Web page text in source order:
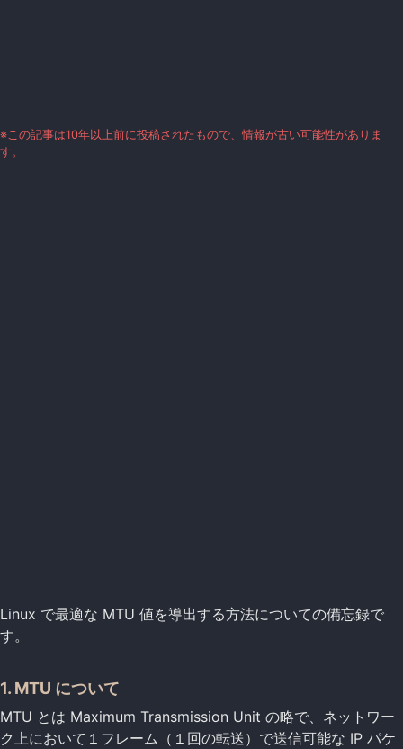
※この記事は10年以上前に投稿されたもので、情報が古い可能性がありま
す。
Linux で最適な MTU 値を導出する方法についての備忘録で
す。
1. MTU について
MTU とは Maximum Transmission Unit の略で、ネットワー
ク上において１フレーム（１回の転送）で送信可能な IP パケ